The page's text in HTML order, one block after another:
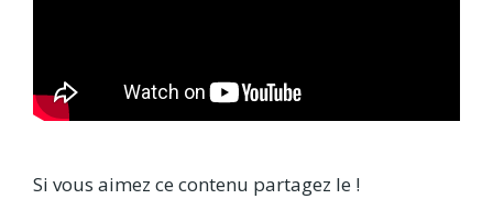
Si vous aimez ce contenu partagez le !